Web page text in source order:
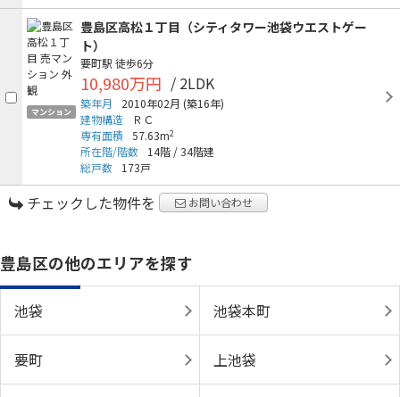
マンション
豊島区高松１丁目（シティタワー池袋ウエストゲー
ト）
要町駅 徒歩6分
10,980万円 / 2LDK
築年月 2010年02月 (築16年)
建物構造
ＲＣ
専有面積
57.63m2
所在階/階数 14階 /34階建
総戸数
173戸
チェックした物件を お問い合わせ
豊島区の他のエリアを探す
池袋 池袋本町
要町 上池袋